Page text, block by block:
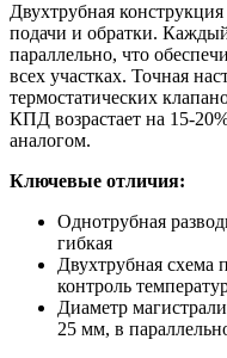
Двухтрубная
подачи и обратки.
параллельно, что
всех участках. Точная
термостатических
КПД возрастает на 15-
аналогом.
Ключевые отличия:
Однотрубная
гибкая
Двухтрубная схема
контроль
Диаметр
25 мм, в